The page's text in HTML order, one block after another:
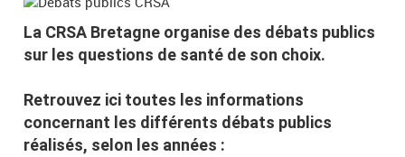
La CRSA Bretagne organise des débats publics
sur les questions de santé de son choix.
Retrouvez ici toutes les informations
concernant les différents débats publics
réalisés, selon les années :